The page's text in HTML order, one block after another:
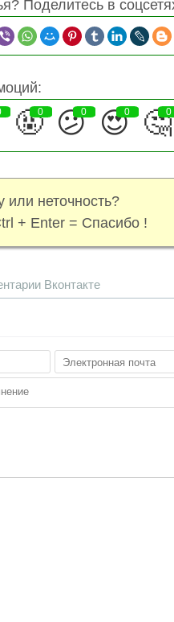
Поделитесь в
🤬
0 😕
0 😍
0 🤔
0
или неточность?
+ Enter = Спасибо !
Вконтакте